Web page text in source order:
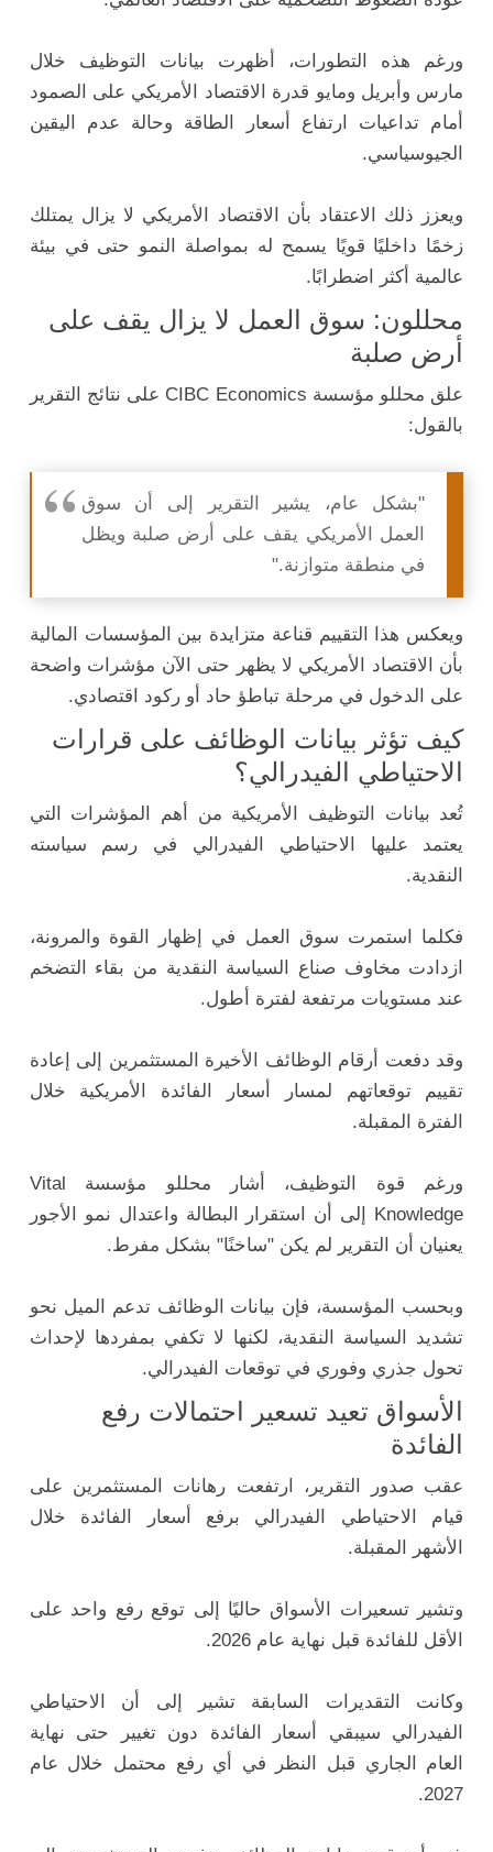
ورغم هذه التطورات، أظهرت بيانات التوظيف خلال
مارس وأبريل ومايو قدرة الاقتصاد الأمريكي على الصمود
أمام تداعيات ارتفاع أسعار الطاقة وحالة عدم اليقين
الجيوسياسي.
ويعزز ذلك الاعتقاد بأن الاقتصاد الأمريكي لا يزال يمتلك
زخمًا داخليًا قويًا يسمح له بمواصلة النمو حتى في بيئة
عالمية أكثر اضطرابًا.
محللون: سوق العمل لا يزال يقف على
أرض صلبة
علق محللو مؤسسة CIBC Economics على نتائج التقرير
بالقول:
"بشكل عام، يشير التقرير إلى أن سوق
العمل الأمريكي يقف على أرض صلبة ويظل
في منطقة متوازنة."
ويعكس هذا التقييم قناعة متزايدة بين المؤسسات المالية
بأن الاقتصاد الأمريكي لا يظهر حتى الآن مؤشرات واضحة
على الدخول في مرحلة تباطؤ حاد أو ركود اقتصادي.
كيف تؤثر بيانات الوظائف على قرارات
الاحتياطي الفيدرالي؟
تُعد بيانات التوظيف الأمريكية من أهم المؤشرات التي
يعتمد عليها الاحتياطي الفيدرالي في رسم سياسته
النقدية.
فكلما استمرت سوق العمل في إظهار القوة والمرونة،
ازدادت مخاوف صناع السياسة النقدية من بقاء التضخم
عند مستويات مرتفعة لفترة أطول.
وقد دفعت أرقام الوظائف الأخيرة المستثمرين إلى إعادة
تقييم توقعاتهم لمسار أسعار الفائدة الأمريكية خلال
الفترة المقبلة.
ورغم قوة التوظيف، أشار محللو مؤسسة Vital
Knowledge إلى أن استقرار البطالة واعتدال نمو الأجور
يعنيان أن التقرير لم يكن "ساخنًا" بشكل مفرط.
وبحسب المؤسسة، فإن بيانات الوظائف تدعم الميل نحو
تشديد السياسة النقدية، لكنها لا تكفي بمفردها لإحداث
تحول جذري وفوري في توقعات الفيدرالي.
الأسواق تعيد تسعير احتمالات رفع
الفائدة
عقب صدور التقرير، ارتفعت رهانات المستثمرين على
قيام الاحتياطي الفيدرالي برفع أسعار الفائدة خلال
الأشهر المقبلة.
وتشير تسعيرات الأسواق حاليًا إلى توقع رفع واحد على
الأقل للفائدة قبل نهاية عام 2026.
وكانت التقديرات السابقة تشير إلى أن الاحتياطي
الفيدرالي سيبقي أسعار الفائدة دون تغيير حتى نهاية
العام الجاري قبل النظر في أي رفع محتمل خلال عام
2027.